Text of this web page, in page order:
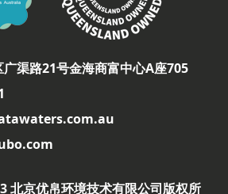
渠路21号金海商富中心A座705
京优帛环境技术有限公司版权所